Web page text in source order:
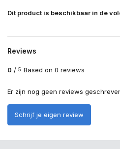
Dit product is beschikbaar in de
Reviews
0 / 5 Based on 0 reviews
Er zijn nog geen reviews
Schrijf je eigen review